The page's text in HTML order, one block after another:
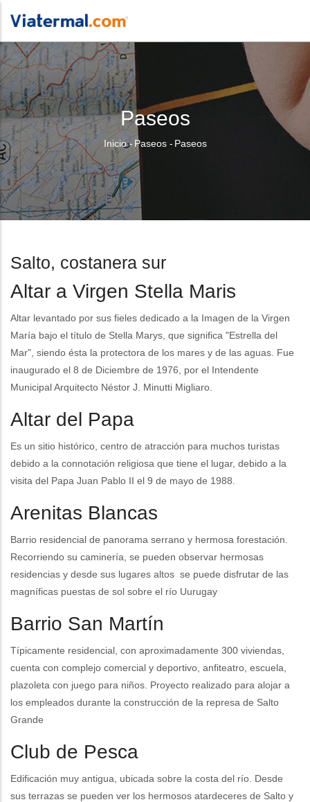
Paseos
Sobrescribir
enlaces
de
ayuda
la
navegación
Inicio - Paseos - Paseos
Salto, costanera sur
Altar a Virgen Stella Maris
Altar levantado por sus fieles dedicado a la Imagen de la Virgen
María bajo el título de Stella Marys, que significa "Estrella del
Mar", siendo ésta la protectora de los mares y de las aguas. Fue
inaugurado el 8 de Diciembre de 1976, por el Intendente
Municipal Arquitecto Néstor J. Minutti Migliaro.
Altar del Papa
Es un sitio histórico, centro de atracción para muchos turistas
debido a la connotación religiosa que tiene el lugar, debido a la
visita del Papa Juan Pablo II el 9 de mayo de 1988.
Arenitas Blancas
Barrio residencial de panorama serrano y hermosa forestación.
Recorriendo su caminería, se pueden observar hermosas
residencias y desde sus lugares altos se puede disfrutar de las
magníficas puestas de sol sobre el río Uurugay
Barrio San Martín
Típicamente residencial, con aproximadamente 300 viviendas,
cuenta con complejo comercial y deportivo, anfiteatro, escuela,
plazoleta con juego para niños. Proyecto realizado para alojar a
los empleados durante la construcción de la represa de Salto
Grande
Club de Pesca
Edificación muy antigua, ubicada sobre la costa del río. Desde
sus terrazas se pueden ver los hermosos atardeceres de Salto y